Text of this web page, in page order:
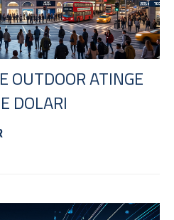
OUTDOOR ATINGE
DOLARI